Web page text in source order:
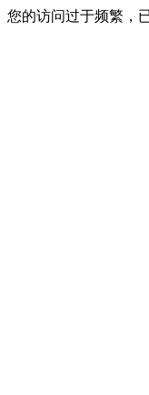
您的访问过于频繁，